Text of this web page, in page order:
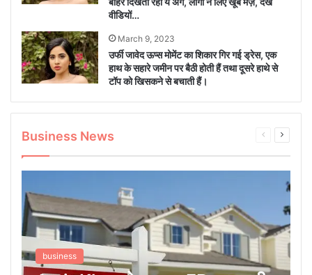
वीडियों…
March 9, 2023
उर्फी जावेद ऊप्स मोमेंट का शिकार गिर गई ड्रेस, एक
हाथ के सहारे जमीन पर बैठी होती हैं तथा दूसरे हाथे से
टॉप को खिसकने से बचाती हैं।
Business News
Previous
Next
business